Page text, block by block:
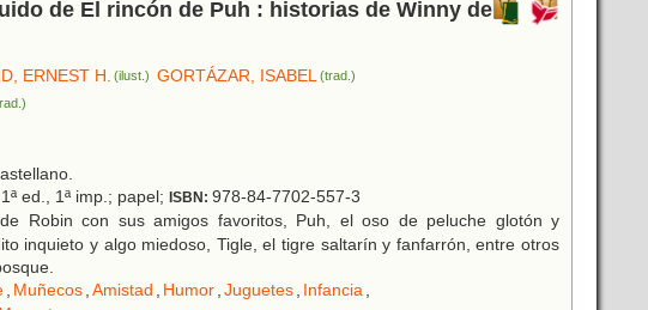
de El rincón de Puh : historias de Winny de
ERNEST H. (ilust.) GORTÁZAR, ISABEL (trad.)
ed., 1ª imp.; papel; ISBN: 978-84-7702-557-3
Robin con sus amigos favoritos, Puh, el oso de peluche glotón y
inquieto y algo miedoso, Tigle, el tigre saltarín y fanfarrón, entre otros
, Muñecos,Amistad , Humor,Juguetes, Infancia,